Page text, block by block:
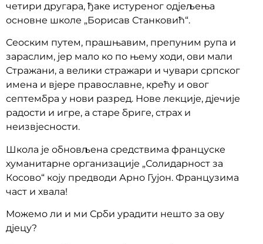
четири другара, ђаке истуреног одјељења
основне школе „Борисав Станковић“.
Сеоским путем, прашњавим, препуним рупа и
зараслим, јер мало ко по њему ходи, ови мали
Стражани, а велики стражари и чувари српског
имена и вјере православне, крећу и овог
септембра у нови разред. Нове лекције, дјечије
радости и игре, а старе бриге, страх и
неизвјесности.
Школа је обновљена средствима француске
хуманитарне организације „Солидарност за
Косово“ коју предводи Арно Гујон. Французима
част и хвала!
Можемо ли и ми Срби урадити нешто за ову
дјецу?